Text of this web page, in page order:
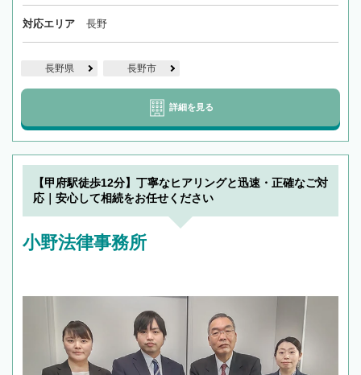
対応エリア 長野
長野県 長野市
詳細を見る
【甲府駅徒歩12分】丁寧なヒアリングと迅速・正確なご対
応｜安心して相続をお任せください
小野法律事務所